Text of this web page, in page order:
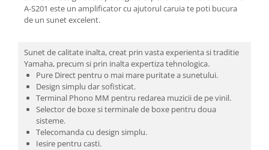
A-S201 este un amplificator cu ajutorul caruia te poti bucura
de un sunet excelent.
Sunet de calitate inalta, creat prin vasta experienta si traditie
Yamaha, precum si prin inalta expertiza tehnologica.
Pure Direct pentru o mai mare puritate a sunetului.
Design simplu dar sofisticat.
Terminal Phono MM pentru redarea muzicii de pe vinil.
Selector de boxe si terminale de boxe pentru doua
sisteme.
Telecomanda cu design simplu.
Iesire pentru casti.